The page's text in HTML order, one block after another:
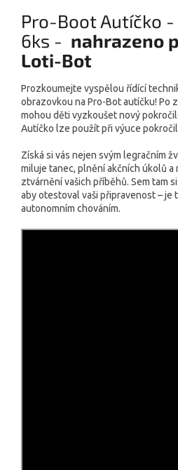
Pro-Boot Autíčko
6ks - nahrazeno
Loti-Bot
Prozkoumejte vyspělou řídící
obrazovkou na Pro-Bot autíčku! Po
mohou děti vyzkoušet nový
Autíčko lze použít při výuce
Získá si vás nejen svým legračním
miluje tanec, plnění akčních úkolů a
ztvárnění vašich příběhů. Sem tam
aby otestoval vaši připravenost – je
autonomním chováním.